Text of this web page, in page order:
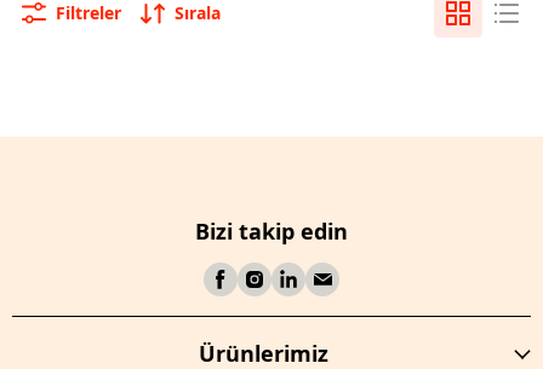
Filtreler Sırala
Bizi takip edin
Ürünlerimiz